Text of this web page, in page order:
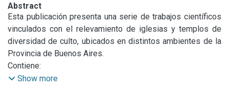
Abstract
Esta publicación presenta una serie de trabajos científicos
vinculados con el relevamiento de iglesias y templos de
diversidad de culto, ubicados en distintos ambientes de la
Provincia de Buenos Aires.
Contiene:
Show more